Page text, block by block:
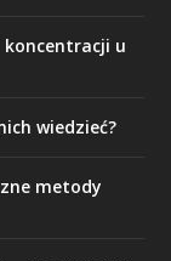
u
wiedzieć?
metody